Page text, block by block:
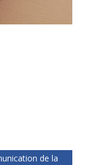
de la